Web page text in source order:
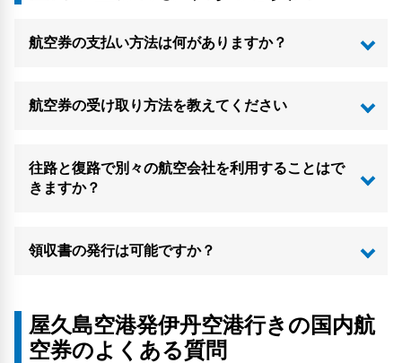
航空券の支払い方法は何がありますか？
航空券の受け取り方法を教えてください
往路と復路で別々の航空会社を利用することはで
きますか？
領収書の発行は可能ですか？
屋久島空港発伊丹空港行きの国内航
空券のよくある質問